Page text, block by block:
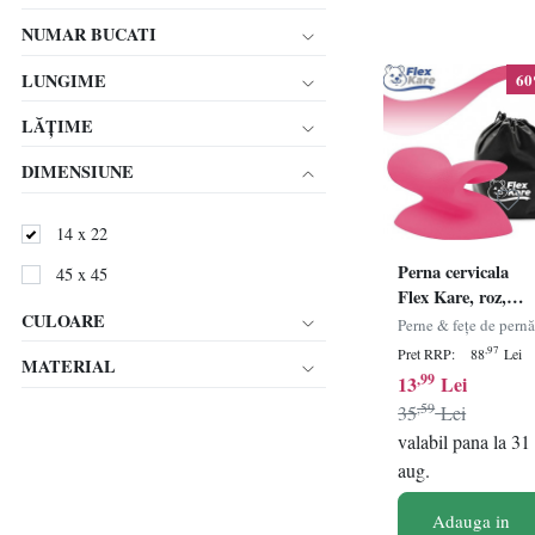
NUMAR BUCATI
LUNGIME
LĂȚIME
DIMENSIUNE
14 x 22
45 x 45
CULOARE
MATERIAL
Perna cervicala
Flex Kare, roz,
ergonomica si
ortopedica,
poliuretan, 14 x
22,5 x 10 cm
Perne & fețe de pernă
Pret RRP: 88,97 Lei
13,99 Lei
35,59 Lei
valabil pana la 31
aug.
Adauga in